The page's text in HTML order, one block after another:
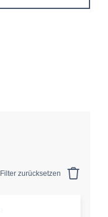
Filter zurücksetzen